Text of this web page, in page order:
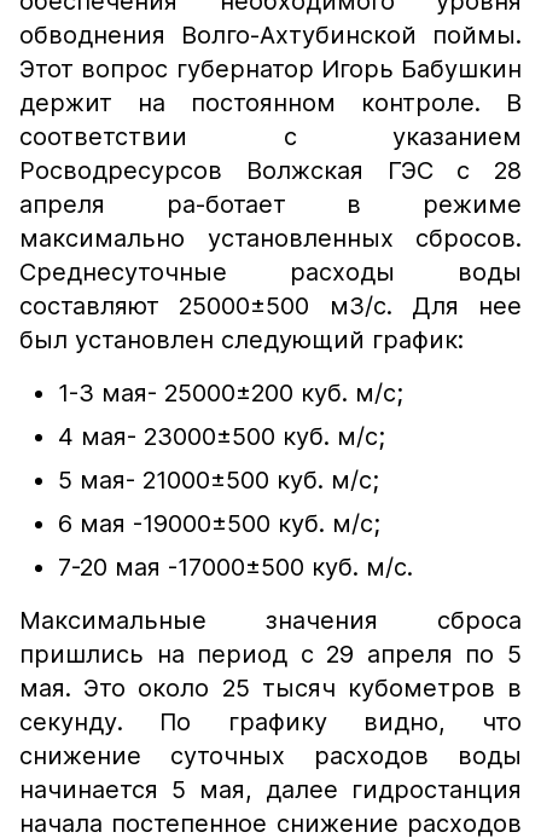
обводнения Волго-Ахтубинской поймы.
Этот вопрос губернатор Игорь Бабушкин
держит на постоянном контроле. В
соответствии с указанием
Росводресурсов Волжская ГЭС с 28
апреля ра-ботает в режиме
максимально установленных сбросов.
Среднесуточные расходы воды
составляют 25000±500 м3/с. Для нее
был установлен следующий график:
1-3 мая- 25000±200 куб. м/с;
4 мая- 23000±500 куб. м/с;
5 мая- 21000±500 куб. м/с;
6 мая -19000±500 куб. м/с;
7-20 мая -17000±500 куб. м/с.
Максимальные значения сброса
пришлись на период с 29 апреля по 5
мая. Это около 25 тысяч кубометров в
секунду. По графику видно, что
снижение суточных расходов воды
начинается 5 мая, далее гидростанция
начала постепенное снижение расходов